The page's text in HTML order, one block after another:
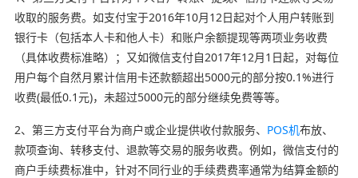
收取的服务费。如支付宝于2016年10月12日起对个人用户转账到
银行卡（包括本人卡和他人卡）和账户余额提现等两项业务收费
（具体收费标准略）；又如微信支付自2017年12月1日起，对每位
用户每个自然月累计信用卡还款额超出5000元的部分按0.1%进行
收费(最低0.1元)，未超过5000元的部分继续免费等等。
2、第三方支付平台为商户或企业提供收付款服务、 POS机布放、
款项查询、转移支付、退款等交易的服务收费。例如，微信支付的
商户手续费标准中，针对不同行业的手续费费率通常为结算金额的